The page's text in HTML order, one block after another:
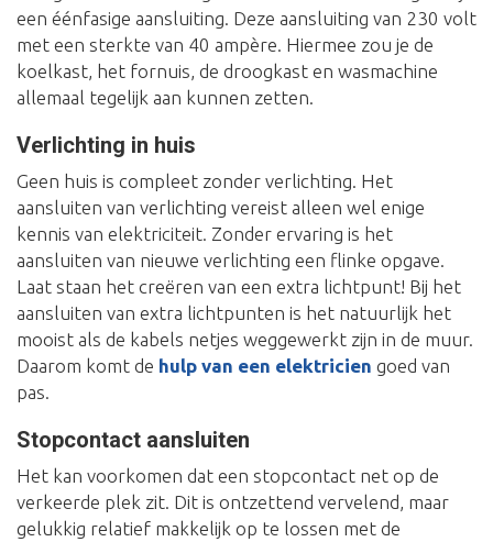
een éénfasige aansluiting. Deze aansluiting van 230 volt
met een sterkte van 40 ampère. Hiermee zou je de
koelkast, het fornuis, de droogkast en wasmachine
allemaal tegelijk aan kunnen zetten.
Verlichting in huis
Geen huis is compleet zonder verlichting. Het
aansluiten van verlichting vereist alleen wel enige
kennis van elektriciteit. Zonder ervaring is het
aansluiten van nieuwe verlichting een flinke opgave.
Laat staan het creëren van een extra lichtpunt! Bij het
aansluiten van extra lichtpunten is het natuurlijk het
mooist als de kabels netjes weggewerkt zijn in de muur.
Daarom komt de hulp van een elektricien goed van
pas.
Stopcontact aansluiten
Het kan voorkomen dat een stopcontact net op de
verkeerde plek zit. Dit is ontzettend vervelend, maar
gelukkig relatief makkelijk op te lossen met de